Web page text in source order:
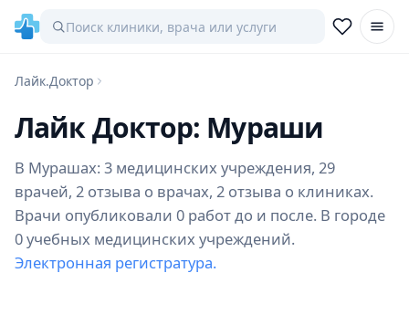
Лайк.Доктор
Лайк Доктор: Мураши
В Мурашах: 3 медицинских учреждения, 29
врачей, 2 отзыва о врачах, 2 отзыва о клиниках.
Врачи опубликовали 0 работ до и после. В городе
0 учебных медицинских учреждений.
Электронная регистратура.